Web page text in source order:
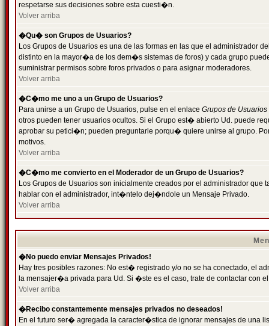
respetarse sus decisiones sobre esta cuesti�n.
Volver arriba
�Qu� son Grupos de Usuarios?
Los Grupos de Usuarios es una de las formas en las que el administrador
distinto en la mayor�a de los dem�s sistemas de foros) y cada grupo
suministrar permisos sobre foros privados o para asignar moderadores.
Volver arriba
�C�mo me uno a un Grupo de Usuarios?
Para unirse a un Grupo de Usuarios, pulse en el enlace Grupos de Usuarios
otros pueden tener usuarios ocultos. Si el Grupo est� abierto Ud. puede
aprobar su petici�n; pueden preguntarle porqu� quiere unirse al grupo.
motivos.
Volver arriba
�C�mo me convierto en el Moderador de un Grupo de Usuarios?
Los Grupos de Usuarios son inicialmente creados por el administrador
hablar con el administrador, int�ntelo dej�ndole un Mensaje Privado.
Volver arriba
�No puedo enviar Mensajes Privados!
Hay tres posibles razones: No est� registrado y/o no se ha conectado, el
la mensajer�a privada para Ud. Si �ste es el caso, trate de contactar con
Volver arriba
�Recibo constantemente mensajes privados no deseados!
En el futuro ser� agregada la caracter�stica de ignorar mensajes de una